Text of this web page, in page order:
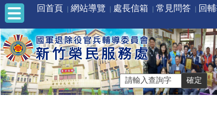
回首頁 網站導覽 處長信箱 常見問答 回